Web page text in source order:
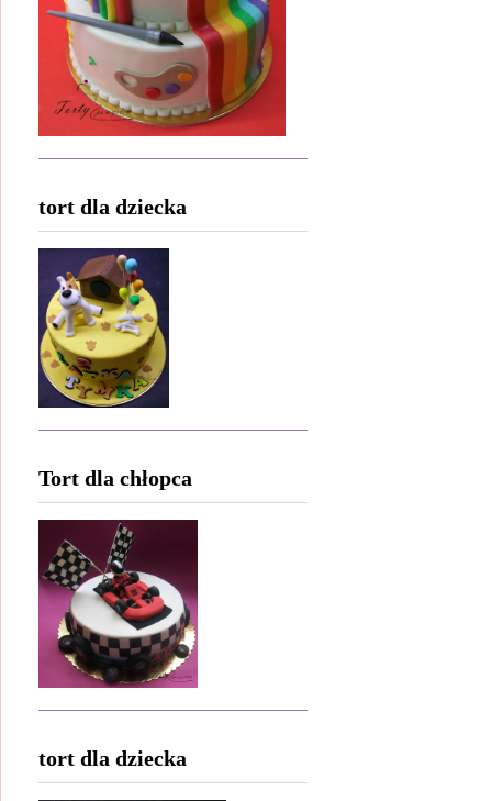
tort dla dziecka
Tort dla chłopca
tort dla dziecka